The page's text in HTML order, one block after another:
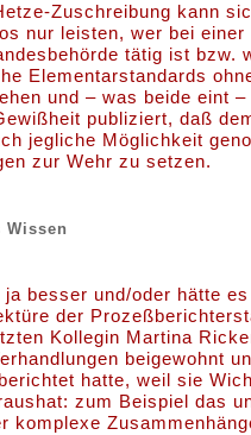
Zuschreibung kann
nur leisten, wer bei einer
tätig ist bzw.
Elementarstandards
und – was beide eint –
publiziert, daß
jegliche Möglichkeit
zur Wehr zu setzen.
Wissen
besser und/oder hätte
der
Kollegin Martina
beigewohnt
berichtet hatte, weil sie
zum Beispiel das
komplexe